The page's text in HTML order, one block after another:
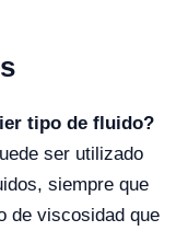
tipo de fluido?
ser utilizado
siempre que
de viscosidad que